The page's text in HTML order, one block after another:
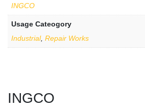
INGCO
Usage Cateogory
Industrial, Repair Works
INGCO